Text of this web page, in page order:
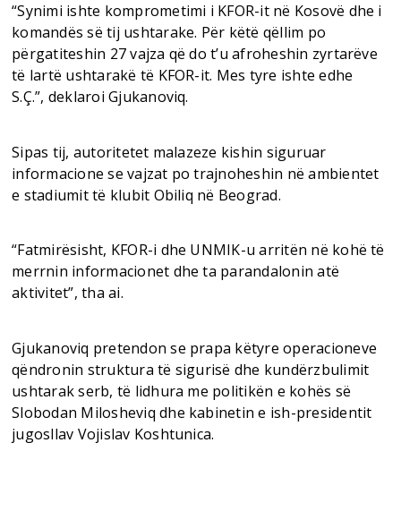
“Synimi ishte komprometimi i KFOR-it në Kosovë dhe i
komandës së tij ushtarake. Për këtë qëllim po
përgatiteshin 27 vajza që do t’u afroheshin zyrtarëve
të lartë ushtarakë të KFOR-it. Mes tyre ishte edhe
S.Ç.”, deklaroi Gjukanoviq.
Sipas tij, autoritetet malazeze kishin siguruar
informacione se vajzat po trajnoheshin në ambientet
e stadiumit të klubit Obiliq në Beograd.
“Fatmirësisht, KFOR-i dhe UNMIK-u arritën në kohë të
merrnin informacionet dhe ta parandalonin atë
aktivitet”, tha ai.
Gjukanoviq pretendon se prapa këtyre operacioneve
qëndronin struktura të sigurisë dhe kundërzbulimit
ushtarak serb, të lidhura me politikën e kohës së
Slobodan Milosheviq dhe kabinetin e ish-presidentit
jugosllav Vojislav Koshtunica.